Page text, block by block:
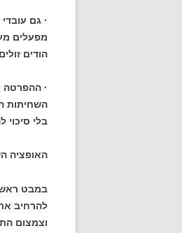
· גם
מפעלים
הודים
· ההפרטה
השחיתות
בלי סיכוי
האופציה
במבט
להרחיב
וצמצום